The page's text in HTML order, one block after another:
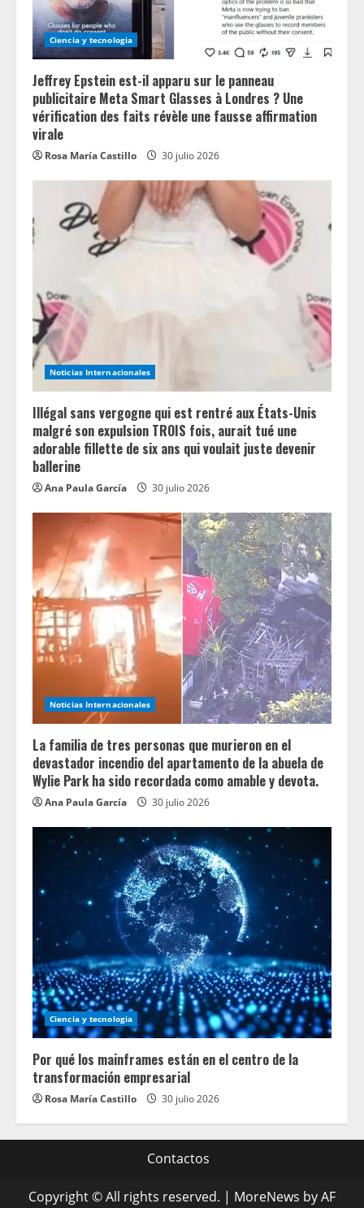
Ciencia y tecnologia
Jeffrey Epstein est-il apparu sur le panneau
publicitaire Meta Smart Glasses à Londres ? Une
vérification des faits révèle une fausse affirmation
virale
Rosa María Castillo 30 julio 2026
Noticias Internacionales
Illégal sans vergogne qui est rentré aux États-Unis
malgré son expulsion TROIS fois, aurait tué une
adorable fillette de six ans qui voulait juste devenir
ballerine
Ana Paula García 30 julio 2026
Noticias Internacionales
La familia de tres personas que murieron en el
devastador incendio del apartamento de la abuela de
Wylie Park ha sido recordada como amable y devota.
Ana Paula García 30 julio 2026
Ciencia y tecnologia
Por qué los mainframes están en el centro de la
transformación empresarial
Rosa María Castillo 30 julio 2026
Contactos
Copyright © All rights reserved. | MoreNews by AF